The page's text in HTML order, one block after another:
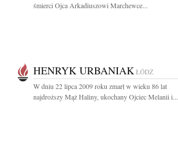
śmierci Ojca Arkadiuszowi Marchewce...
HENRYK URBANIAK ŁÓDŹ
W dniu 22 lipca 2009 roku zmarł w wieku 86 lat
najdroższy Mąż Haliny, ukochany Ojciec Melanii i...